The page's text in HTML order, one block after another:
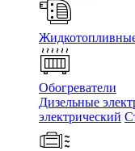
Обогреватели
Дизельные
электрический